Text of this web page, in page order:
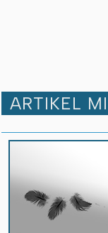
ARTIKEL